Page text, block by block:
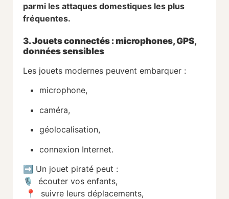
parmi les attaques domestiques les plus
fréquentes.
3. Jouets connectés : microphones, GPS,
données sensibles
Les jouets modernes peuvent embarquer :
microphone,
caméra,
géolocalisation,
connexion Internet.
➡️ Un jouet piraté peut :
🎙 écouter vos enfants,
📍 suivre leurs déplacements,